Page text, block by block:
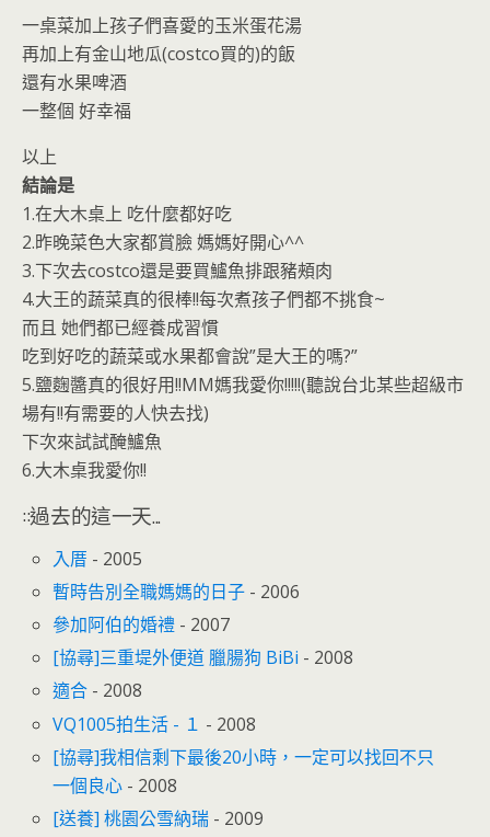
一桌菜加上孩子們喜愛的玉米蛋花湯
再加上有金山地瓜(costco買的)的飯
還有水果啤酒
一整個 好幸福
以上
結論是
1.在大木桌上 吃什麼都好吃
2.昨晚菜色大家都賞臉 媽媽好開心^^
3.下次去costco還是要買鱸魚排跟豬頰肉
4.大王的蔬菜真的很棒!!每次煮孩子們都不挑食~
而且 她們都已經養成習慣
吃到好吃的蔬菜或水果都會說”是大王的嗎?”
5.鹽麴醬真的很好用!!MM媽我愛你!!!!!(聽說台北某些超級市
場有!!有需要的人快去找)
下次來試試醃鱸魚
6.大木桌我愛你!!
::過去的這一天...
入厝 - 2005
暫時告別全職媽媽的日子 - 2006
參加阿伯的婚禮 - 2007
[協尋]三重堤外便道 臘腸狗 BiBi - 2008
適合 - 2008
VQ1005拍生活 - １ - 2008
[協尋]我相信剩下最後20小時，一定可以找回不只
一個良心 - 2008
[送養] 桃園公雪納瑞 - 2009